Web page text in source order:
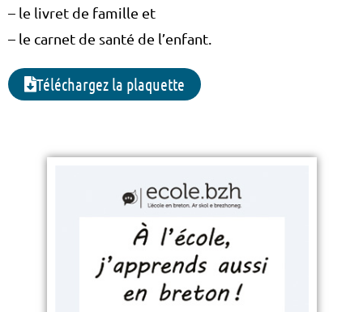
– le livret de famille et
– le carnet de santé de l’enfant.
Téléchargez la plaquette